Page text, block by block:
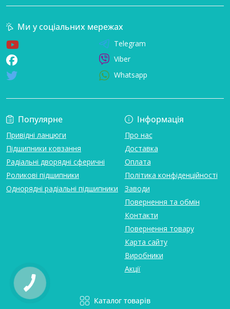
Популярне
Привідні ланцюги
Підшипники ковзання
Радіальні дворядні сферичні
Роликові підшипники
Однорядні радіальні підшипники
Інформація
Про нас
Доставка
Оплата
Політика конфіденційності
Заводи
Повернення та обмін
Контакти
Повернення товару
Карта сайту
Виробники
Акції
Каталог товарів
Ми у соціальних мережах
Telegram
Viber
Whatsapp